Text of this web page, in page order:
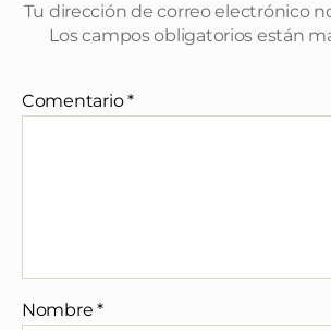
Tu dirección de correo electrónico
Los campos obligatorios están
Comentario*
Nombre*